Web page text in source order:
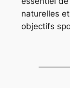
naturelles
objectifs